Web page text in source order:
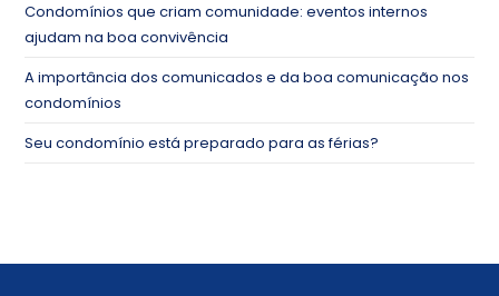
Condomínios que criam comunidade: eventos internos
ajudam na boa convivência
A importância dos comunicados e da boa comunicação nos
condomínios
Seu condomínio está preparado para as férias?